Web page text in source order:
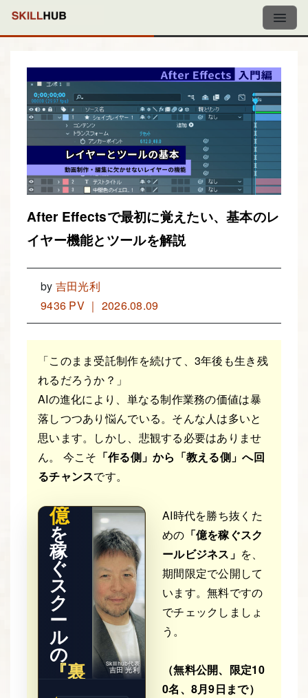
After Effectsで最初に覚えたい、基本のレ
イヤー機能とツールを解説
by 吉田光利
9436 PV ｜ 2026.08.09
「このまま受託制作を続けて、3年後も生き残
れるだろうか？」
AIの進化により、単なる制作業務の価値は暴
落しつつあり悩んでいる。そんな人は多いと
思います。しかし、悲観する必要はありませ
ん。 今こそ 「作る側」から「教える側」へ回
るチャンスです。
AL STO
億
を
稼
ぐ
ス
ク
ー
ル
の
『裏 Skillhub代表
吉田 光利
AI時代を勝ち抜くた
めの 「億を稼ぐスク
ールビジネス」 を、
期間限定で公開して
います。無料ですの
でチェックしましょ
う。
（無料公開、限定10
0名、8月9日まで）